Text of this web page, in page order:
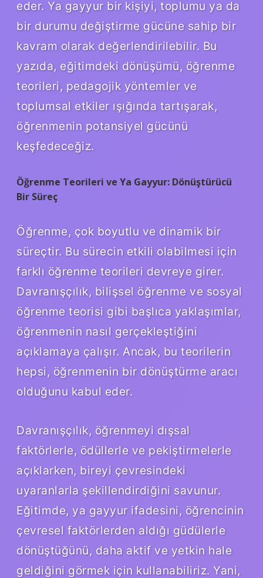
eder. Ya gayyur bir kişiyi, toplumu ya da
bir durumu değiştirme gücüne sahip bir
kavram olarak değerlendirilebilir. Bu
yazıda, eğitimdeki dönüşümü, öğrenme
teorileri, pedagojik yöntemler ve
toplumsal etkiler ışığında tartışarak,
öğrenmenin potansiyel gücünü
keşfedeceğiz.
Öğrenme Teorileri ve Ya Gayyur: Dönüştürücü
Bir Süreç
Öğrenme, çok boyutlu ve dinamik bir
süreçtir. Bu sürecin etkili olabilmesi için
farklı öğrenme teorileri devreye girer.
Davranışçılık, bilişsel öğrenme ve sosyal
öğrenme teorisi gibi başlıca yaklaşımlar,
öğrenmenin nasıl gerçekleştiğini
açıklamaya çalışır. Ancak, bu teorilerin
hepsi, öğrenmenin bir dönüştürme aracı
olduğunu kabul eder.
Davranışçılık, öğrenmeyi dışsal
faktörlerle, ödüllerle ve pekiştirmelerle
açıklarken, bireyi çevresindeki
uyaranlarla şekillendirdiğini savunur.
Eğitimde, ya gayyur ifadesini, öğrencinin
çevresel faktörlerden aldığı güdülerle
dönüştüğünü, daha aktif ve yetkin hale
geldiğini görmek için kullanabiliriz. Yani,